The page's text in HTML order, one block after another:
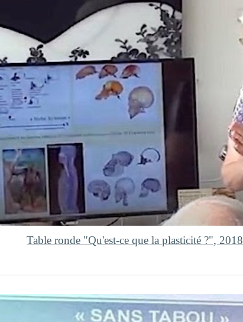
Table ronde "Qu'est-ce que la plasticité ?", 2018